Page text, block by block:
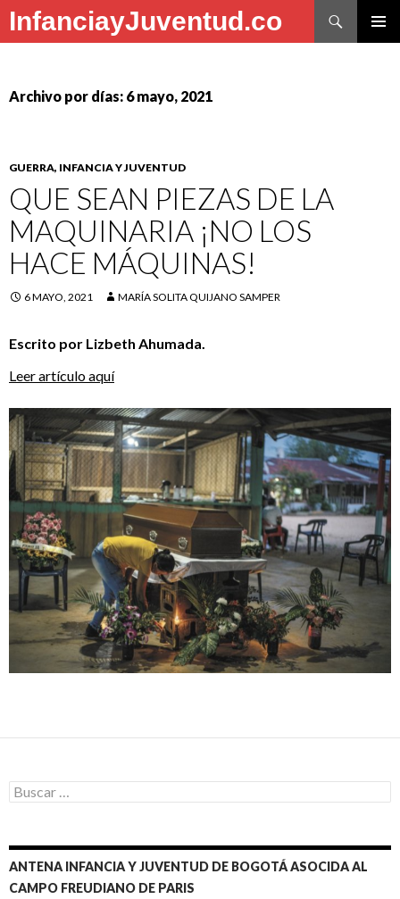
InfanciayJuventud.co
Buscar
Archivo por días: 6 mayo, 2021
GUERRA, INFANCIA Y JUVENTUD
QUE SEAN PIEZAS DE LA
MAQUINARIA ¡NO LOS
HACE MÁQUINAS!
6 MAYO, 2021 MARÍA SOLITA QUIJANO SAMPER
Escrito por Lizbeth Ahumada.
Leer artículo aquí
Buscar:
ANTENA INFANCIA Y JUVENTUD DE BOGOTÁ ASOCIDA AL
CAMPO FREUDIANO DE PARIS